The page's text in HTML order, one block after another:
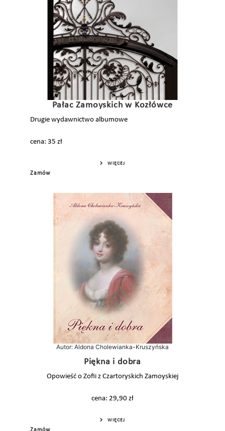
Pałac Zamoyskich w Kozłówce
Drugie wydawnictwo albumowe
cena: 35 zł
WIĘCEJ
Zamów
Autor: Aldona Cholewianka-Kruszyńska
Piękna i dobra
Opowieść o Zofii z Czartoryskich Zamoyskiej
cena: 29,90 zł
WIĘCEJ